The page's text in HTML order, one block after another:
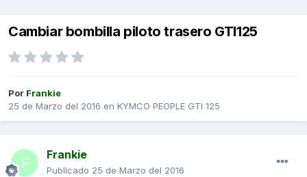
Cambiar bombilla piloto trasero GTI125
Por Frankie
25 de Marzo del 2016 en KYMCO PEOPLE GTI 125
Frankie
Publicado 25 de Marzo del 2016